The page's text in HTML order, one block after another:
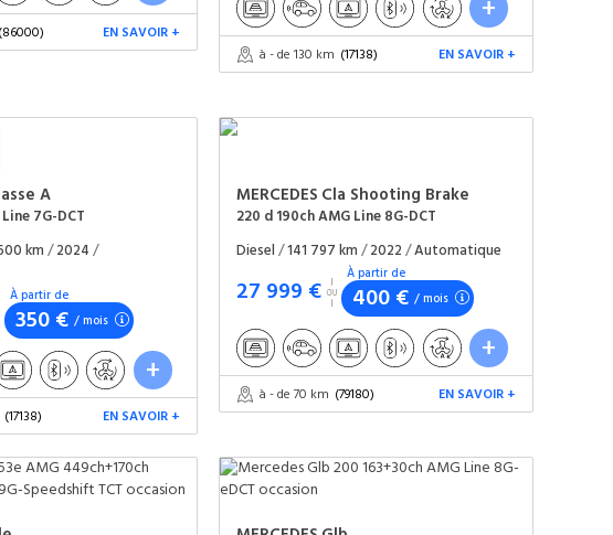
(86000) EN SAVOIR +
à - de 130 km (17138) EN SAVOIR +
A
7G-DCT
km/2024/
À partir de
350 € / mois
(17138) EN SAVOIR +
MERCEDES Cla Shooting Brake
220 d 190ch AMG Line 8G-DCT
Diesel/141 797 km/2022/Automatique
27 999 €
À partir de
400 € / mois
à - de 70 km (79180) EN SAVOIR +